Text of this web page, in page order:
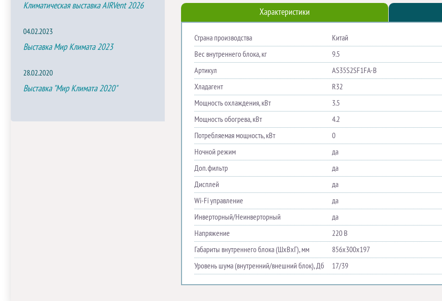
Климатическая выставка AIRVent 2026
04.02.2023
Выставка Мир Климата 2023
28.02.2020
Выставка "Мир Климата 2020"
Характеристики
Страна производства
Китай
Вес внутреннего блока, кг
9.5
Артикул
AS35S2SF1FA-B
Хладагент
R32
Мощность охлаждения, кВт
3.5
Мощность обогрева, кВт
4.2
Потребляемая мощность, кВт
0
Ночной режим
да
Доп. фильтр
да
Дисплей
да
Wi-Fi управление
да
Инверторный/Неинверторный
да
Напряжение
220 В
Габариты внутреннего блока (ШхВхГ), мм
856х300х197
Уровень шума (внутренний/внешний блок), Дб
17/39